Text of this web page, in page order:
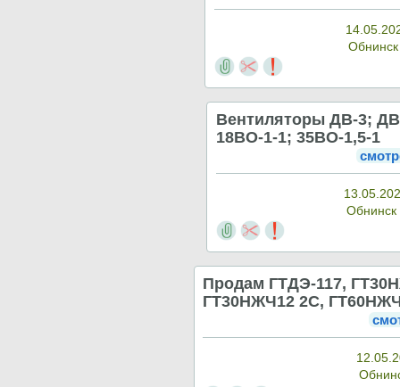
Вентиляторы ДВ-3;
18ВО-1-1; 35ВО-1,5-1
Обнинск
Продам ГТДЭ-117,
ГТ30НЖЧ12 2С,